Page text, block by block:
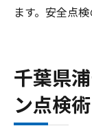
フィ
法
室外
ます。安全点
千葉県
ン点検術